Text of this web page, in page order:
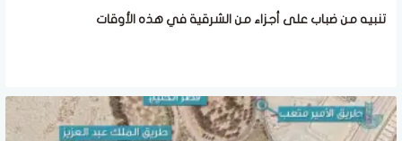
تنبيه من ضباب على أجزاء من الشرقية في هذه الأوقات